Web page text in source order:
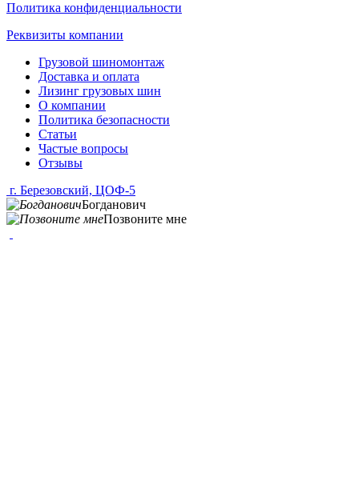
Политика конфиденциальности
Реквизиты компании
Грузовой шиномонтаж
Доставка и оплата
Лизинг грузовых шин
О компании
Политика безопасности
Статьи
Частые вопросы
Отзывы
г. Березовский, ЦОФ-5
Богданович
Позвоните мне